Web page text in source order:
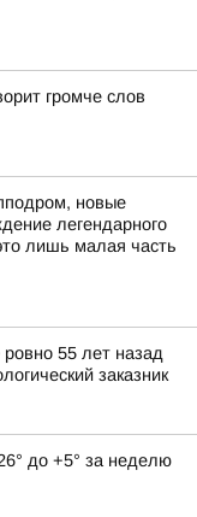
громче слов
новые
легендарного
лишь малая часть
ровно 55 лет назад
заказник
до +5° за неделю